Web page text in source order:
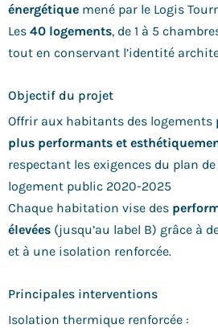
énergétique mené par le Logis
Les 40 logements, de 1 à 5
tout en conservant l’identité
Objectif du projet
Offrir aux habitants des logements
plus performants et
respectant les exigences du plan
logement public 2020-2025
Chaque habitation vise des
élevées (jusqu’au label B) grâce à
et à une isolation renforcée.
Principales interventions
Isolation thermique renforcée :